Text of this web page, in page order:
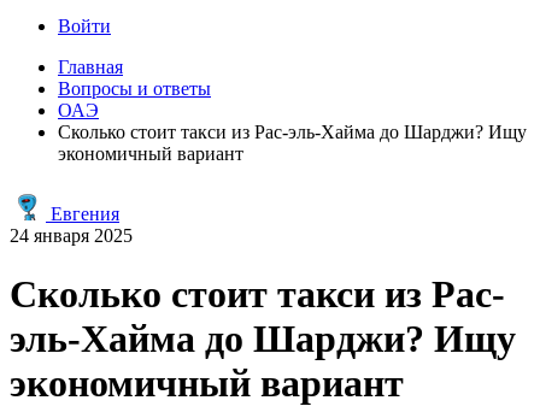
Войти
Главная
Вопросы и ответы
ОАЭ
Сколько стоит такси из Рас-эль-Хайма до Шарджи? Ищу
экономичный вариант
Евгения
24 января 2025
Сколько стоит такси из Рас-
эль-Хайма до Шарджи? Ищу
экономичный вариант